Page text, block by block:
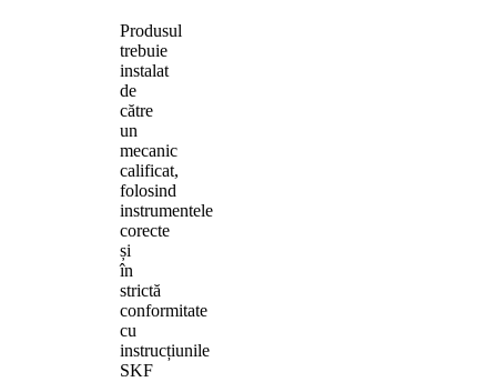
Produsul
trebuie
instalat
de
către
un
mecanic
calificat,
folosind
instrumentele
corecte
și
în
strictă
conformitate
cu
instrucțiunile
SKF